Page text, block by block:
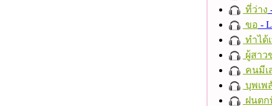
ที่ว่าง
ขอ -
ทำได้
ผู้สาว
คนมีเ
บุพเพ
ฝนตก